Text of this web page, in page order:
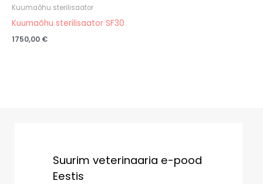
Kuumaõhu sterilisaator
Kuumaõhu sterilisaator SF30
1750,00 €
Suurim veterinaaria e-pood
Eestis